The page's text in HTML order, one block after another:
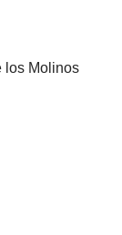
los Molinos